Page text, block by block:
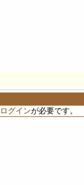
ログインが必要です。